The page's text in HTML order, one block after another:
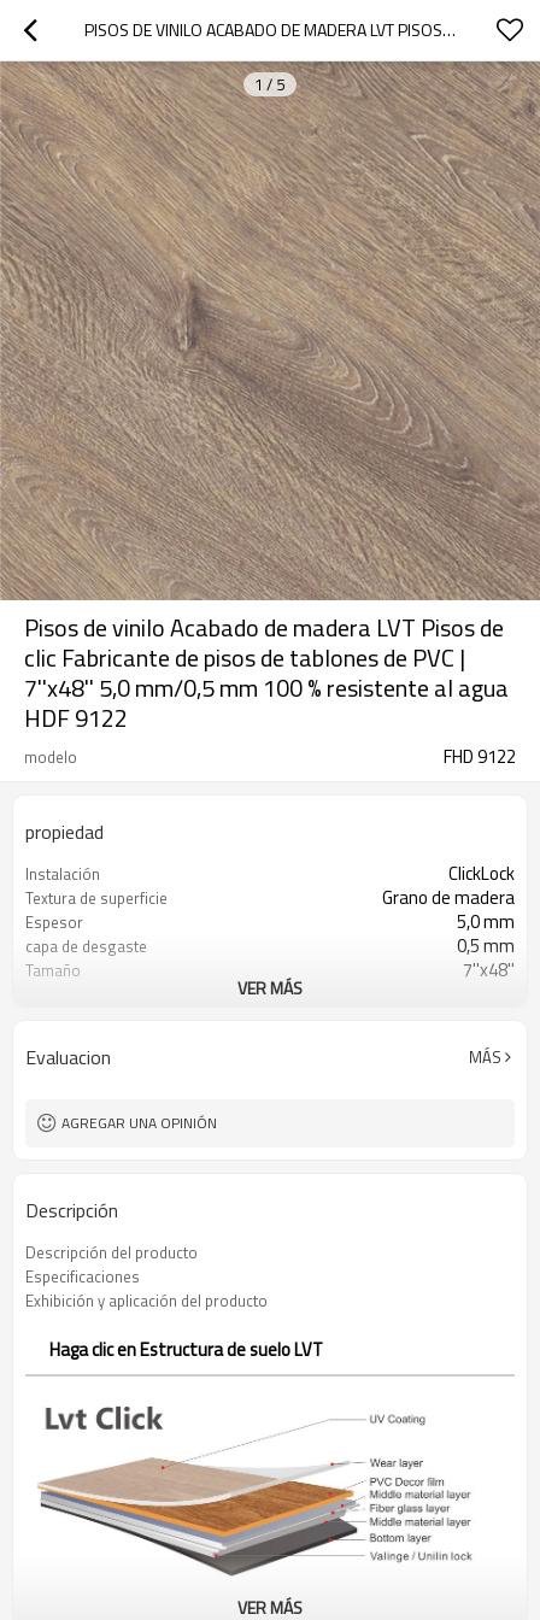
PISOS DE VINILO ACABADO DE MADERA LVT PISOS DE CLIC FABRICANTE DE PISOS DE TABLONES DE PVC | 7''X48'' 5,0 MM/0,5 MM 100 % RESISTENTE AL AGUA HDF 9122
1 / 5
Pisos de vinilo Acabado de madera LVT Pisos de
clic Fabricante de pisos de tablones de PVC |
7''x48'' 5,0 mm/0,5 mm 100 % resistente al agua
HDF 9122
modelo FHD 9122
propiedad
Instalación ClickLock
Textura de superficie Grano de madera
Espesor 5,0 mm
capa de desgaste 0,5 mm
Tamaño 7''x48''
Libre
MOQ 3000㎡
VER MÁS
Evaluacion MÁS
AGREGAR UNA OPINIÓN
Descripción
Descripción del producto
Especificaciones
Exhibición y aplicación del producto
Haga clic en Estructura de suelo LVT
VER MÁS